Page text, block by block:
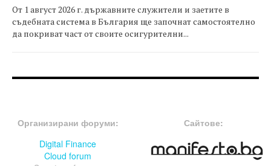
От 1 август 2026 г. държавните служители и заетите в
съдебната система в България ще започнат самостоятелно
да покриват част от своите осигурителни...
Организирани форуми:
Digital Finance
Cloud forum
Сайтове: